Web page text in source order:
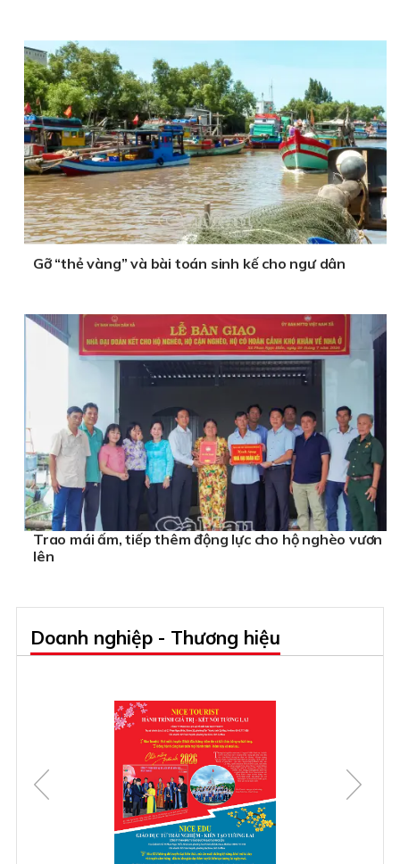
Gỡ “thẻ vàng” và bài toán sinh kế cho ngư dân
Trao mái ấm, tiếp thêm động lực cho hộ nghèo vươn
lên
Doanh nghiệp - Thương hiệu